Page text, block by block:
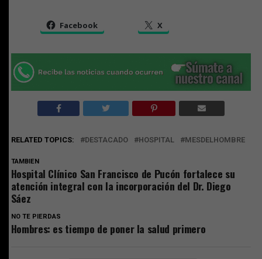
Facebook X
RELATED TOPICS: DESTACADO HOSPITAL MESDELHOMBRE
TAMBIEN
Hospital Clínico San Francisco de Pucón fortalece su
atención integral con la incorporación del Dr. Diego
Sáez
NO TE PIERDAS
Hombres: es tiempo de poner la salud primero